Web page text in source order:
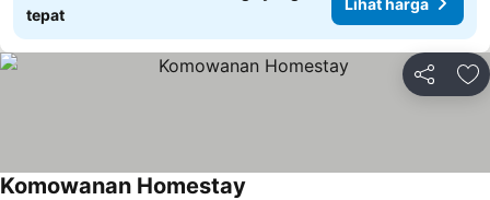
tepat
Kongsi
Komowanan Homestay